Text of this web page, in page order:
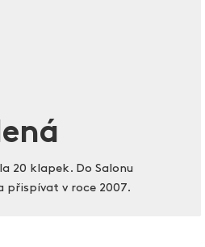
20 klapek. Do Salonu
přispívat v roce 2007.